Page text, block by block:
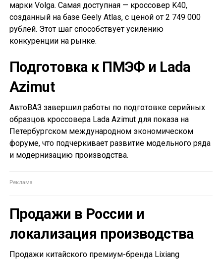
марки Volga. Самая доступная — кроссовер K40,
созданный на базе Geely Atlas, с ценой от 2 749 000
рублей. Этот шаг способствует усилению
конкуренции на рынке.
Подготовка к ПМЭФ и Lada
Azimut
АвтоВАЗ завершил работы по подготовке серийных
образцов кроссовера Lada Azimut для показа на
Петербургском международном экономическом
форуме, что подчеркивает развитие модельного ряда
и модернизацию производства.
Продажи в России и
локализация производства
Продажи китайского премиум-бренда Lixiang